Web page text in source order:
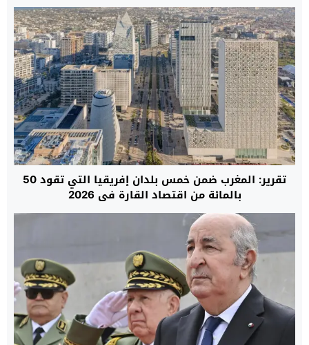
تقرير: المغرب ضمن خمس بلدان إفريقيا التي تقود 50
بالمائة من اقتصاد القارة في 2026